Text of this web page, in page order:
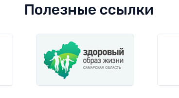
Полезные ссылки